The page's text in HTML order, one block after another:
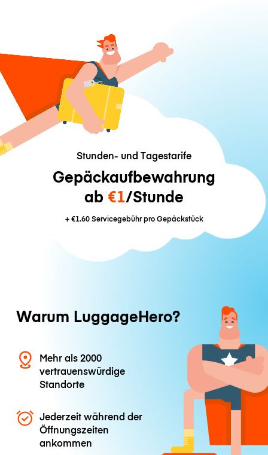
Stunden- und Tagestarife
Gepäckaufbewahrung
ab €1/Stunde
+€1.60Servicegebühr pro Gepäckstück
Warum LuggageHero?
Mehr als 2000
vertrauenswürdige
Standorte
Jederzeit während der
Öffnungszeiten
ankommen